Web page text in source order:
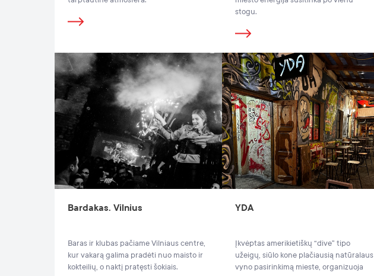
stogu.
Bardakas. Vilnius
Baras ir klubas pačiame Vilniaus centre,
kur vakarą galima pradėti nuo maisto ir
kokteilių, o naktį pratęsti šokiais.
YDA
Įkvėptas amerikietiškų “dive” tipo
užeigų, siūlo kone plačiausią natūralaus
vyno pasirinkimą mieste, organizuoja